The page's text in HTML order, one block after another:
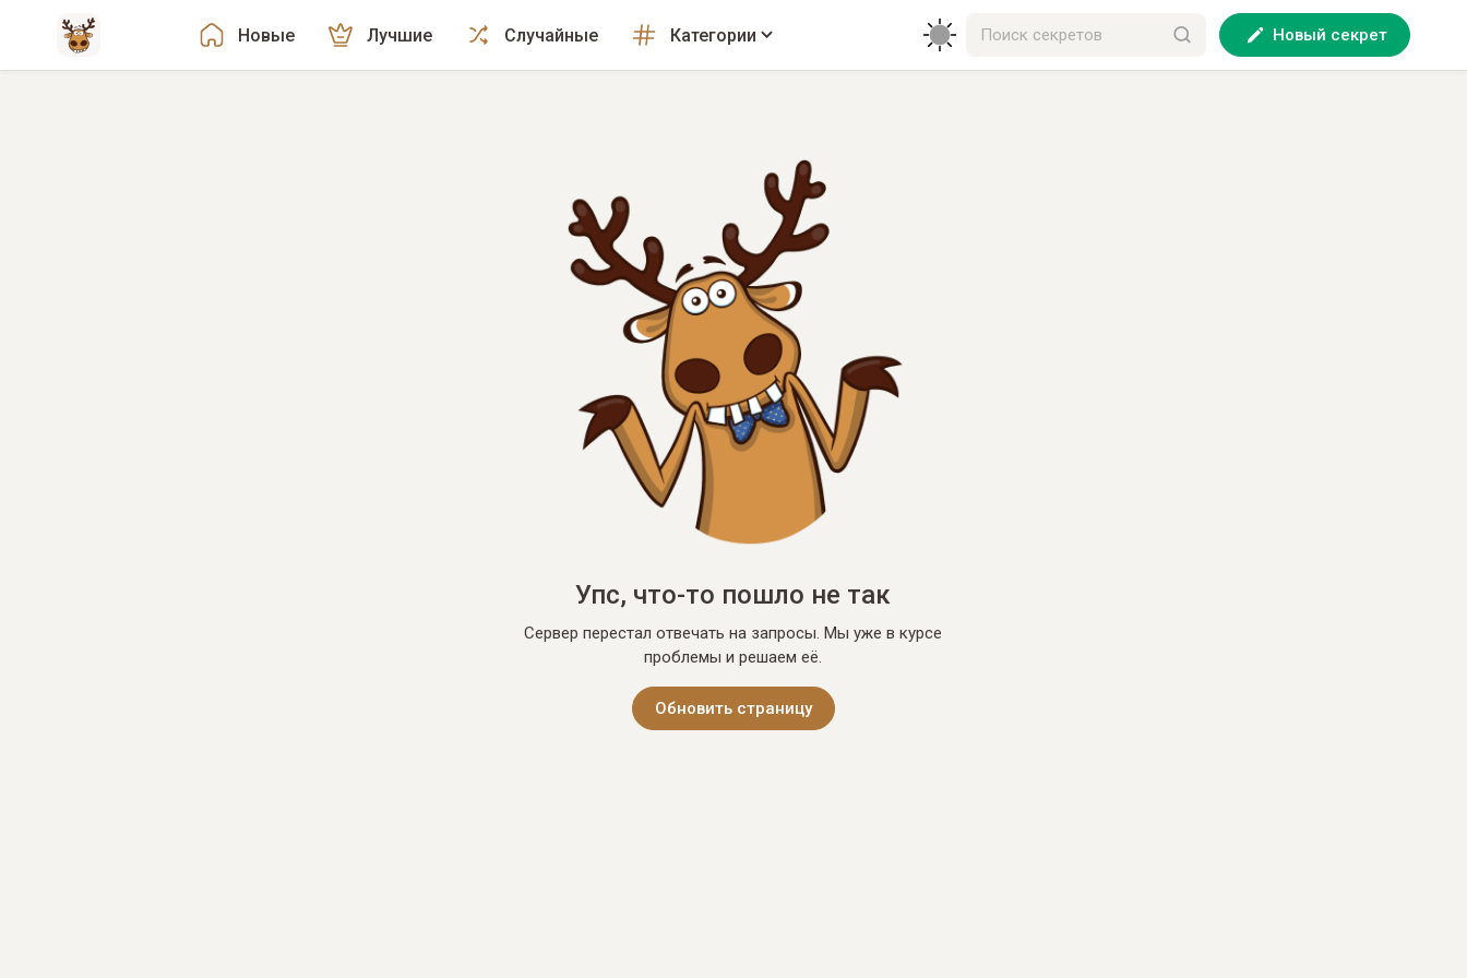
Новые Лучшие Случайные Категории Новый секрет
Упс, что-то пошло не так
Сервер перестал отвечать на запросы. Мы уже в курсе
проблемы и решаем её.
Обновить страницу